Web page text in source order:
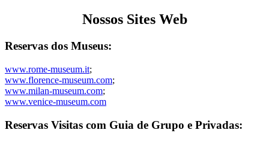
Nossos Sites Web
Reservas dos Museus:
www.rome-museum.it;
www.florence-museum.com;
www.milan-museum.com;
www.venice-museum.com
Reservas Visitas com Guia de Grupo e Privadas: